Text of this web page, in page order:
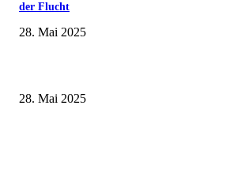
der Flucht
28. Mai 2025
28. Mai 2025